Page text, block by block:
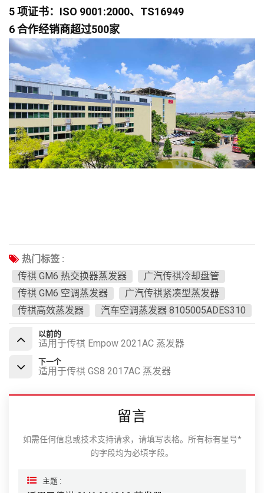
5 项证书：ISO 9001:2000、TS16949
6 合作经销商超过500家
热门标签 :
传祺 GM6 热交换器蒸发器
广汽传祺冷却盘管
传祺 GM6 空调蒸发器
广汽传祺紧凑型蒸发器
传祺高效蒸发器
汽车空调蒸发器 8105005ADES310
以前的
适用于传祺 Empow 2021AC 蒸发器
下一个
适用于传祺 GS8 2017AC 蒸发器
留言
如需任何信息或技术支持请求，请填写表格。所有标有星号*
的字段均为必填字段。
主题 :